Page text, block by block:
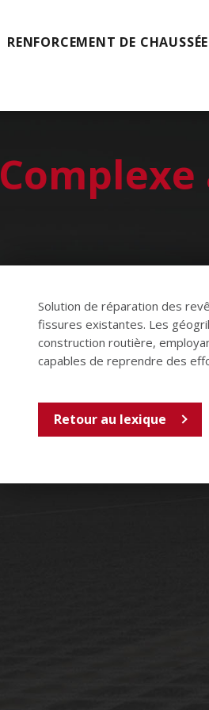
RENFORCEMENT DE
Solution de réparation des
fissures existantes. Les
construction routière,
capables de reprendre des
Retour au lexique